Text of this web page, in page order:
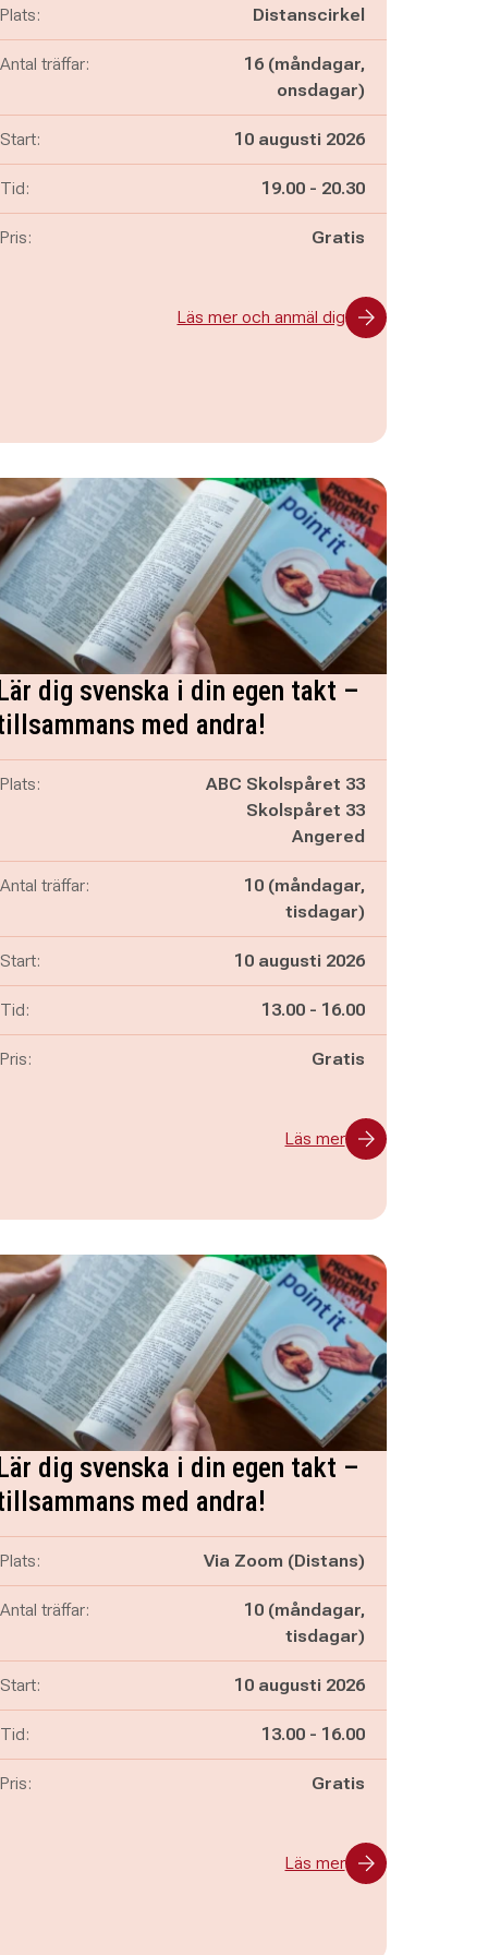
Plats: Distanscirkel
Antal träffar:
16 (måndagar,
onsdagar)
Start: 10 augusti 2026
Tid: Pågår mellan
19.00 - och
20.30
Pris: Gratis
Läs mer och anmäl dig
dig svenska i din egen takt –
med andra!
Plats:
ABC Skolspåret 33
Skolspåret 33
Angered
Antal träffar:
10 (måndagar,
tisdagar)
Start: 10 augusti 2026
Tid: Pågår mellan
13.00 - och
16.00
Pris: Gratis
Läs mer
dig svenska i din egen takt –
med andra!
Plats: Via Zoom (Distans)
Antal träffar:
10 (måndagar,
tisdagar)
Start: 10 augusti 2026
Tid: Pågår mellan
13.00 - och
16.00
Pris: Gratis
Läs mer